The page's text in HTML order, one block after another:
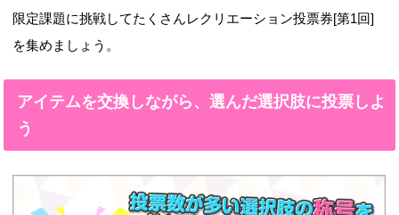
限定課題に挑戦してたくさんレクリエーション投票券[第1回]
を集めましょう。
アイテムを交換しながら、選んだ選択肢に投票しよ
う